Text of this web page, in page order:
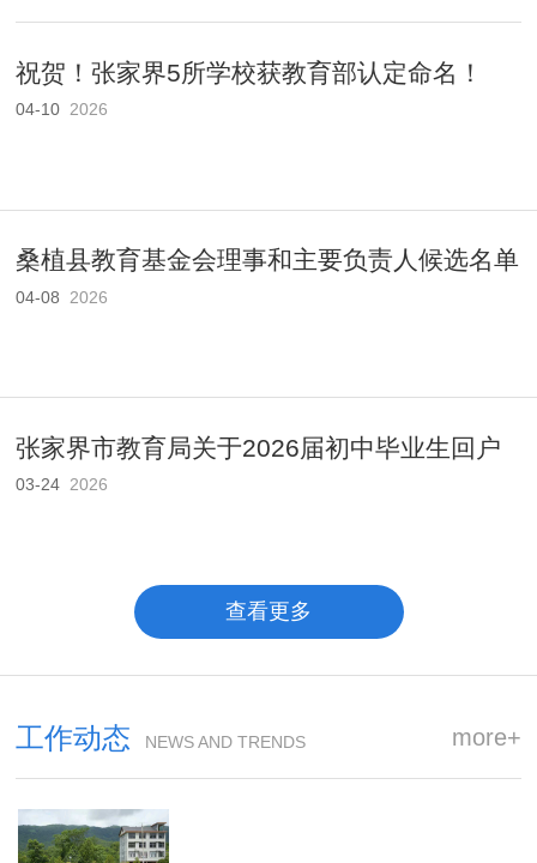
祝贺！张家界5所学校获教育部认定命名！
04-10 2026
桑植县教育基金会理事和主要负责人候选名单
公..
04-08 2026
张家界市教育局关于2026届初中毕业生回户
籍地..
03-24 2026
查看更多
工作动态 NEWS AND TRENDS more+